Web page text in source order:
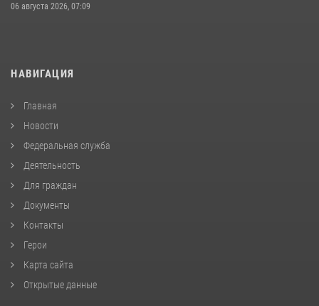
06 августа 2026, 07:09
НАВИГАЦИЯ
Главная
Новости
Федеральная служба
Деятельность
Для граждан
Документы
Контакты
Герои
Карта сайта
Открытые данные